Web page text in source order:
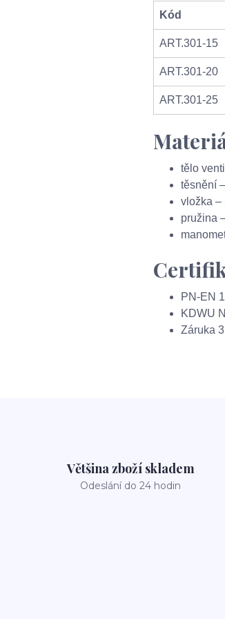
Kód
ART.301‑15
ART.301‑20
ART.301‑25
tělo
těsnění
vložka –
pružina
PN‑EN
KDWU
Záruka
Většina zboží skladem
Odeslání do 24 hodin